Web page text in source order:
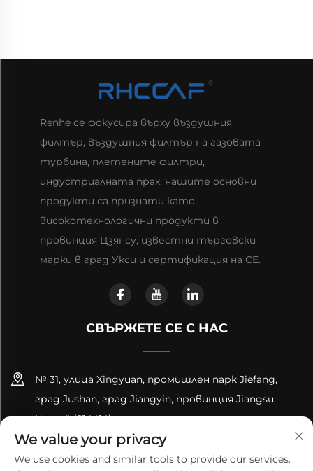
Renhe се фокусира върху въздушния
филтър, въздушния филтър на газовата
турбина, плетените филтри,
индустриалната прах, нашите основни
продукти са признати като
високотехнологични продукти в
провинция Цзянсу, известни търговски
марки в град Укси и сертификация на CE.
СВЪРЖЕТЕ СЕ С НАС
№ 31, улица Xingyuan, промишлен парк Jiefang,
град Jushan, град Jiangyin, провинция Jiangsu,
Китай (214414)
+86-18961600368
We value your privacy
We use cookies and similar tools to provide our services.